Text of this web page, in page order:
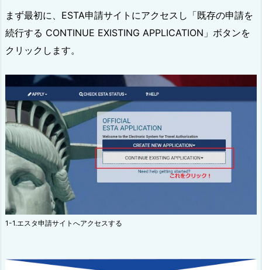
まず最初に、ESTA申請サイトにアクセスし「既存の申請を
続行する CONTINUE EXISTING APPLICATION」ボタンを
クリックします。
1-1.エスタ申請サイトへアクセスする